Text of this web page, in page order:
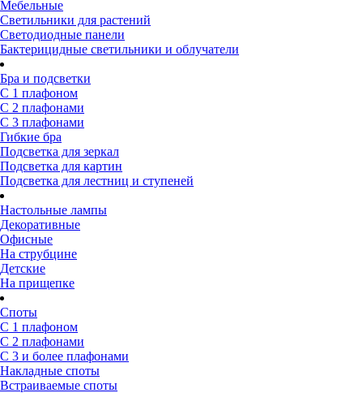
Мебельные
Светильники для растений
Светодиодные панели
Бактерицидные светильники и облучатели
Бра и подсветки
С 1 плафоном
С 2 плафонами
С 3 плафонами
Гибкие бра
Подсветка для зеркал
Подсветка для картин
Подсветка для лестниц и ступеней
Настольные лампы
Декоративные
Офисные
На струбцине
Детские
На прищепке
Споты
С 1 плафоном
С 2 плафонами
С 3 и более плафонами
Накладные споты
Встраиваемые споты